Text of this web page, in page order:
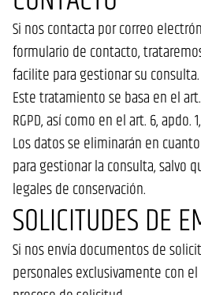
Si nos contacta por correo
formulario de contacto,
facilite para gestionar su consulta.
Este tratamiento se basa en el
RGPD, así como en el art. 6, apdo.
Los datos se eliminarán en
para gestionar la consulta, salvo
legales de conservación.
SOLICITUDES DE
Si nos envía documentos de
personales exclusivamente con